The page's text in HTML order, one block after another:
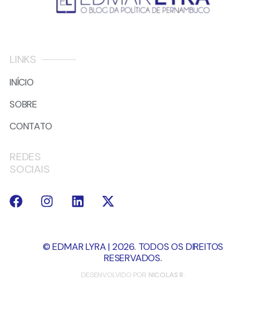
LINKS
INÍCIO
SOBRE
CONTATO
REDES
SOCIAIS
© EDMAR LYRA | 2026. TODOS OS DIREITOS
RESERVADOS.
DESENVOLVIDO POR NICOLAS R.